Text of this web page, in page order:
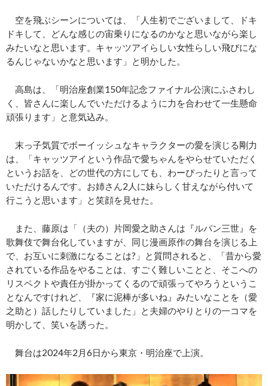
空を飛ぶシーンについては、「人生初でございまして、ドキ
ドキして、どんな感じの宙乗りになるのかなと思いながら楽し
みたいなと思います。キャッツアイらしい女性らしい飛びにな
るんじゃないかなと思います」と明かした。
高島は、「明治座創業150年記念ファイナル公演にふさわし
く、皆さんに楽しんでいただけるように力を合わせて一生懸命
頑張ります」と意気込み。
末っ子気質でボーイッシュなキャラクターの愛を演じる剛力
は、「キャッツアイという作品で愛ちゃんをやらせていただく
というお話を、どの世代の方にしても、わーぴったりと言って
いただけるんです。お姉さん2人に妹らしく甘えながら付いて
行こうと思います」と笑顔を見せた。
また、藤原は「（夫の）片岡愛之助さんは『ルパン三世』を
歌舞伎で舞台化していますが、同じ漫画原作の舞台を演じる上
で、お互いに刺激になることは?」と質問されると、「昔から愛
されている作品をやることは、すごく難しいことと、そこへの
リスペクトや責任が掛かってくるので頑張ってやろうというこ
となんですけれど、『家に泥棒が多いね』みたいなことを（愛
之助と）話したりしていました」と夫婦のやりとりの一コマを
明かして、笑いを誘った。
舞台は2024年2月6日から東京・明治座で上演。